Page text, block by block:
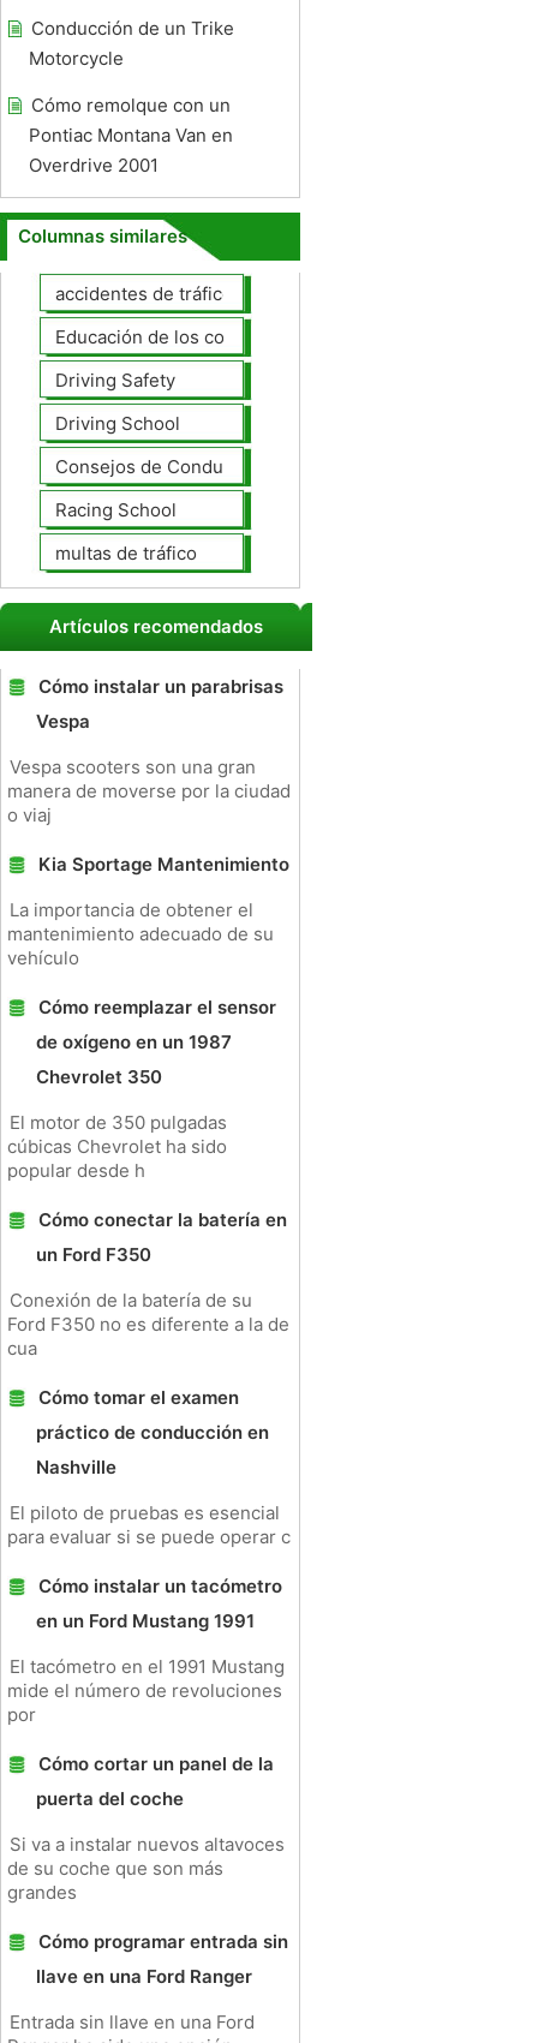
Conducción de un Trike
Motorcycle
Cómo remolque con un
Pontiac Montana Van en
Overdrive 2001
Columnas similares
accidentes de tráfico
Educación de los conductores
Driving Safety
Driving School
Consejos de Conducción
Racing School
multas de tráfico
Artículos recomendados
Cómo instalar un parabrisas
Vespa
Vespa scooters son una gran
manera de moverse por la ciudad
o viaj
Kia Sportage Mantenimiento
La importancia de obtener el
mantenimiento adecuado de su
vehículo
Cómo reemplazar el sensor
de oxígeno en un 1987
Chevrolet 350
El motor de 350 pulgadas
cúbicas Chevrolet ha sido
popular desde h
Cómo conectar la batería en
un Ford F350
Conexión de la batería de su
Ford F350 no es diferente a la de
cua
Cómo tomar el examen
práctico de conducción en
Nashville
El piloto de pruebas es esencial
para evaluar si se puede operar c
Cómo instalar un tacómetro
en un Ford Mustang 1991
El tacómetro en el 1991 Mustang
mide el número de revoluciones
por
Cómo cortar un panel de la
puerta del coche
Si va a instalar nuevos altavoces
de su coche que son más
grandes
Cómo programar entrada sin
llave en una Ford Ranger
Entrada sin llave en una Ford